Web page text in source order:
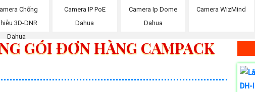
Chống
3D-DNR
Dahua
Camera IP PoE
Dahua
Camera Ip Dome
Dahua
Camera WizMind
GÓI ĐƠN HÀNG CAMPACK